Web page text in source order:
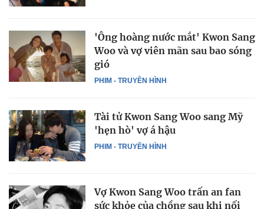
PHIM - TRUYỀN HÌNH
'Ông hoàng nước mắt' Kwon Sang
Woo và vợ viên mãn sau bao sóng
gió
PHIM - TRUYỀN HÌNH
Tài tử Kwon Sang Woo sang Mỹ
'hẹn hò' vợ á hậu
Vợ Kwon Sang Woo trấn an fan
sức khỏe của chồng sau khi nối